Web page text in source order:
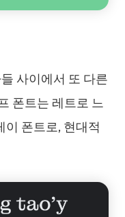
사이에서 또 다른
폰트는 레트로 느
이 폰트로, 현대적